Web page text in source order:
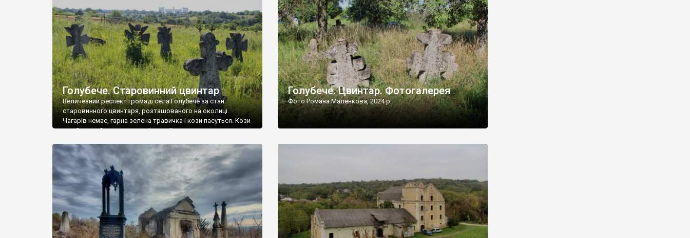
[…]
Голубече. Старовинний цвинтар
Величезний респект громаді села Голубече за стан
старовинного цвинтаря, розташованого на околиці.
Чагарів немає, гарна зелена травичка і кози пасуться. Кози
– найкращий регулятор шкідливої, для старих кладовищ,
бруньками, кози ті бруньки обгризають, бо то улюблений
делікатес. На цвинтарі у Голубечому ціла колекція
різноманітних форм хрестів. Село відносно невелике, […]
Голубече. Цвинтар. Фотогалерея
Фото Романа Маленкова, 2024 р.